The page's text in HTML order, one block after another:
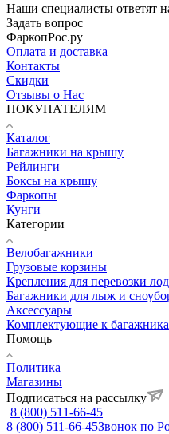
Наши специалисты ответят
Задать вопрос
ФаркопРос.ру
Оплата и доставка
Контакты
Скидки
Отзывы о Нас
ПОКУПАТЕЛЯМ
Каталог
Багажники на крышу
Рейлинги
Боксы на крышу
Фаркопы
Кунги
Категории
Велобагажники
Грузовые корзины
Крепления для перевозки
Багажники для лыж и
Аксессуары
Комплектующие к
Помощь
Политика
Магазины
Подписаться на рассылку
8 (800) 511-66-45
8 (800) 511-66-45Звонок по